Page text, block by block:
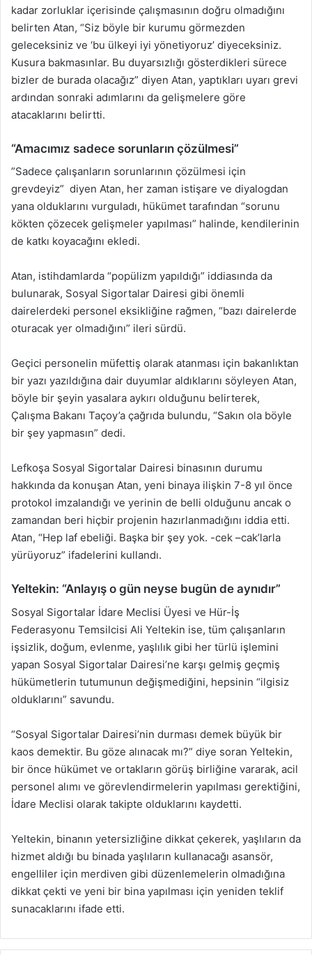
kadar zorluklar içerisinde çalışmasının doğru olmadığını
belirten Atan, “Siz böyle bir kurumu görmezden
geleceksiniz ve ‘bu ülkeyi iyi yönetiyoruz’ diyeceksiniz.
Kusura bakmasınlar. Bu duyarsızlığı gösterdikleri sürece
bizler de burada olacağız” diyen Atan, yaptıkları uyarı grevi
ardından sonraki adımlarını da gelişmelere göre
atacaklarını belirtti.
“Amacımız sadece sorunların çözülmesi”
”Sadece çalışanların sorunlarının çözülmesi için
grevdeyiz” diyen Atan, her zaman istişare ve diyalogdan
yana olduklarını vurguladı, hükümet tarafından “sorunu
kökten çözecek gelişmeler yapılması” halinde, kendilerinin
de katkı koyacağını ekledi.
Atan, istihdamlarda “popülizm yapıldığı” iddiasında da
bulunarak, Sosyal Sigortalar Dairesi gibi önemli
dairelerdeki personel eksikliğine rağmen, “bazı dairelerde
oturacak yer olmadığını” ileri sürdü.
Geçici personelin müfettiş olarak atanması için bakanlıktan
bir yazı yazıldığına dair duyumlar aldıklarını söyleyen Atan,
böyle bir şeyin yasalara aykırı olduğunu belirterek,
Çalışma Bakanı Taçoy’a çağrıda bulundu, “Sakın ola böyle
bir şey yapmasın” dedi.
Lefkoşa Sosyal Sigortalar Dairesi binasının durumu
hakkında da konuşan Atan, yeni binaya ilişkin 7-8 yıl önce
protokol imzalandığı ve yerinin de belli olduğunu ancak o
zamandan beri hiçbir projenin hazırlanmadığını iddia etti.
Atan, “Hep laf ebeliği. Başka bir şey yok. -cek –cak’larla
yürüyoruz” ifadelerini kullandı.
Yeltekin: “Anlayış o gün neyse bugün de aynıdır”
Sosyal Sigortalar İdare Meclisi Üyesi ve Hür-İş
Federasyonu Temsilcisi Ali Yeltekin ise, tüm çalışanların
işsizlik, doğum, evlenme, yaşlılık gibi her türlü işlemini
yapan Sosyal Sigortalar Dairesi’ne karşı gelmiş geçmiş
hükümetlerin tutumunun değişmediğini, hepsinin “ilgisiz
olduklarını” savundu.
“Sosyal Sigortalar Dairesi’nin durması demek büyük bir
kaos demektir. Bu göze alınacak mı?” diye soran Yeltekin,
bir önce hükümet ve ortakların görüş birliğine vararak, acil
personel alımı ve görevlendirmelerin yapılması gerektiğini,
İdare Meclisi olarak takipte olduklarını kaydetti.
Yeltekin, binanın yetersizliğine dikkat çekerek, yaşlıların da
hizmet aldığı bu binada yaşlıların kullanacağı asansör,
engelliler için merdiven gibi düzenlemelerin olmadığına
dikkat çekti ve yeni bir bina yapılması için yeniden teklif
sunacaklarını ifade etti.